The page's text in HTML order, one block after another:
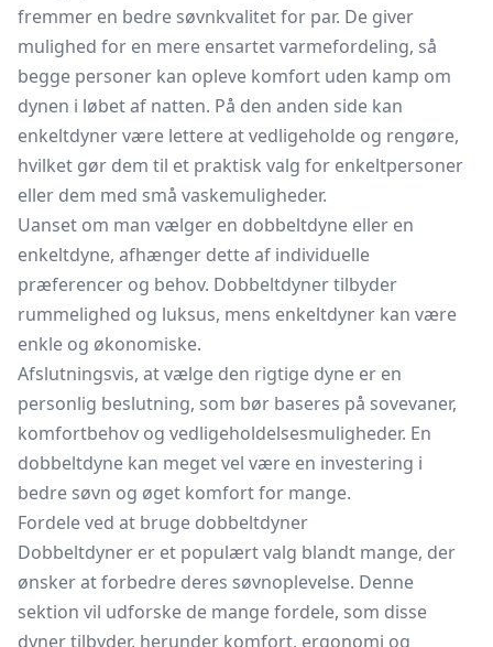
fremmer en bedre søvnkvalitet for par. De giver
mulighed for en mere ensartet varmefordeling, så
begge personer kan opleve komfort uden kamp om
dynen i løbet af natten. På den anden side kan
enkeltdyner være lettere at vedligeholde og rengøre,
hvilket gør dem til et praktisk valg for enkeltpersoner
eller dem med små vaskemuligheder.
Uanset om man vælger en dobbeltdyne eller en
enkeltdyne, afhænger dette af individuelle
præferencer og behov. Dobbeltdyner tilbyder
rummelighed og luksus, mens enkeltdyner kan være
enkle og økonomiske.
Afslutningsvis, at vælge den rigtige dyne er en
personlig beslutning, som bør baseres på sovevaner,
komfortbehov og vedligeholdelsesmuligheder. En
dobbeltdyne kan meget vel være en investering i
bedre søvn og øget komfort for mange.
Fordele ved at bruge dobbeltdyner
Dobbeltdyner er et populært valg blandt mange, der
ønsker at forbedre deres søvnoplevelse. Denne
sektion vil udforske de mange fordele, som disse
dyner tilbyder, herunder komfort, ergonomi og